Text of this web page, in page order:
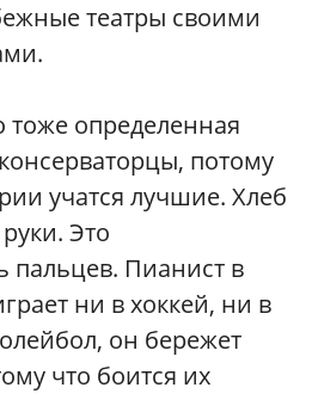
театры своими
определенная
потому
учатся лучшие. Хлеб
Это
пальцев. Пианист в
ни в хоккей, ни в
он бережет
что боится их